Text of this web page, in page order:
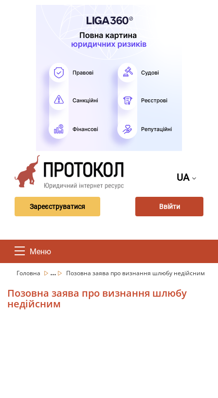
UA
Зареєструватися Ввійти
Меню
Головна ... Позовна заява про визнання шлюбу недійсним
Позовна заява про визнання шлюбу
недійсним